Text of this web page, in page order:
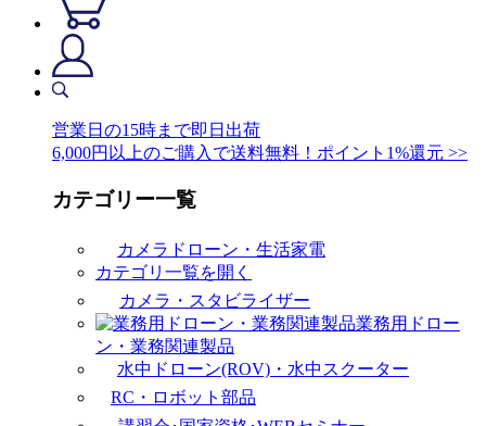
営業日の15時まで即日出荷
6,000円以上のご購入で送料無料！ポイント1%還元 >>
カテゴリー一覧
カメラドローン・生活家電
カテゴリ一覧を開く
カメラ・スタビライザー
業務用ドロー
ン・業務関連製品
水中ドローン(ROV)・水中スクーター
RC・ロボット部品